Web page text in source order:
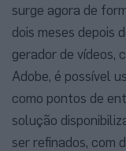
surge agora de
dois meses depois
gerador de vídeos,
Adobe, é possível
como pontos de
solução
ser refinados, com